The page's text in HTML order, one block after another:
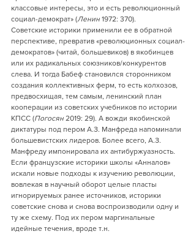
классовые интересы, это и есть революционный
социал-демократ» (Ленин 1972: 370).
Советские историки применили ее в обратной
перспективе, превратив «революционных социал-
демократов» (читай, большевиков) в якобинцев
или их радикальных союзников/конкурентов
слева. И тогда Бабеф становился сторонником
создания коллективных ферм, то есть колхозов,
предвосхищая, тем самым, ленинский план
кооперации из советских учебников по истории
КПСС (Погосян 2019: 29). А вожди якобинской
диктатуры под пером А.З. Манфреда напоминали
большевистских лидеров. Более всего, А.З.
Манфреду импонировала их антибуржуазность.
Если французские историки школы «Анналов»
искали новые подходы к изучению революции,
вовлекая в научный оборот целые пласты
игнорируемых ранее источников, историки
советские снова и снова воспроизводили одну и
ту же схему. Под их пером маргинальные
идейные течения, вроде т.н.